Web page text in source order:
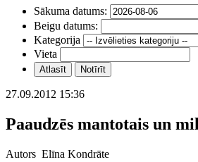
Sākuma datums:
Beigu datums:
Kategorija
Vieta
27.09.2012 15:36
Paaudzēs mantotais un
Autors Elīna Kondrāte